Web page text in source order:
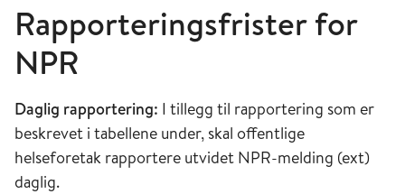
Rapporteringsfrister for
NPR
Daglig rapportering: I tillegg til rapportering som er
beskrevet i tabellene under, skal offentlige
helseforetak rapportere utvidet NPR-melding (ext)
daglig.